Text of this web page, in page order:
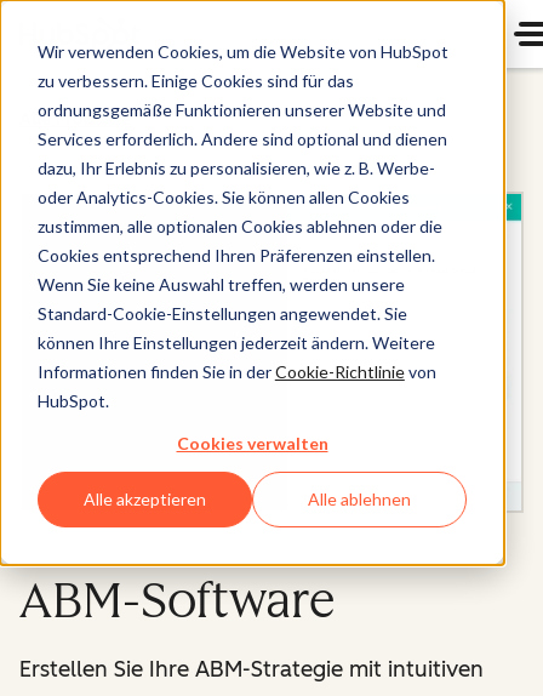
Wir verwenden Cookies, um die Website von HubSpot
zu verbessern. Einige Cookies sind für das
ordnungsgemäße Funktionieren unserer Website und
Services erforderlich. Andere sind optional und dienen
dazu, Ihr Erlebnis zu personalisieren, wie z. B. Werbe-
oder Analytics-Cookies. Sie können allen Cookies
zustimmen, alle optionalen Cookies ablehnen oder die
Cookies entsprechend Ihren Präferenzen einstellen.
Wenn Sie keine Auswahl treffen, werden unsere
Standard-Cookie-Einstellungen angewendet. Sie
können Ihre Einstellungen jederzeit ändern. Weitere
Informationen finden Sie in derCookie-Richtlinievon
HubSpot.
Cookies verwalten
Alle akzeptieren Alle ablehnen
Alle Produkte
ABM-Software
Erstellen Sie Ihre ABM-Strategie mit intuitiven